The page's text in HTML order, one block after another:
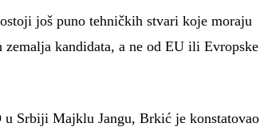
još puno tehničkih stvari koje moraju
kandidata, a ne od EU ili Evropske
u Srbiji Majklu Jangu, Brkić je konstatovao